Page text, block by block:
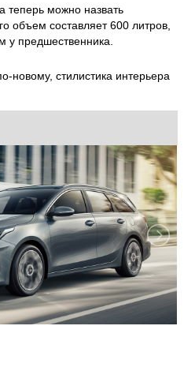
теперь можно назвать
объем составляет 600 литров,
у предшественника.
новому, стилистика интерьера